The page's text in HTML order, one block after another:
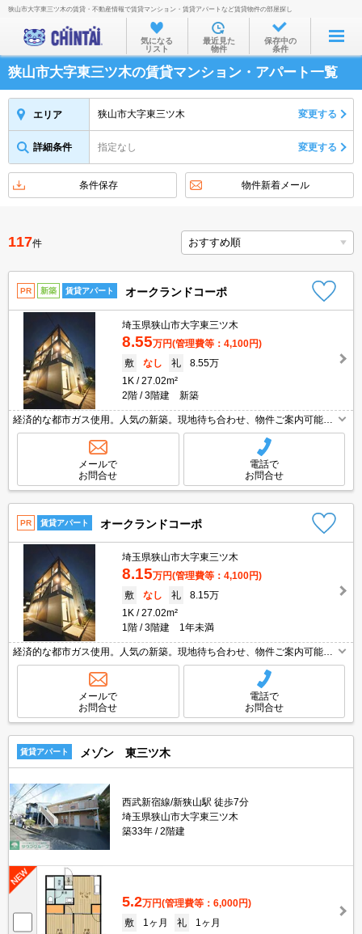
お部屋を探す
沿線・駅から
住所から
家賃相場から
物件特集から
不動産会社から
TOP
狭山市大字東三ツ木の賃貸・不動産情報で賃貸マンション・賃貸アパートなど賃貸物件の部屋探し
気になる
リスト
最近見た
物件
保存中の
条件
狭山市大字東三ツ木の賃貸マンション・アパート一覧
エリア 狭山市大字東三ツ木 変更する
詳細条件 指定なし 変更する
条件保存 物件新着メール
117件
PR 新築 賃貸アパート オークランドコーポ
埼玉県狭山市大字東三ツ木
8.55万円(管理費等：4,100円)
敷
なし 礼
8.55万
1K
27.02m²
2階
3階建 新築
経済的な都市ガス使用。人気の新築。現地待ち合わせ、物件ご案内可能。
オンライン内見相談可。内見予約受付中。駅まで平坦。駅近。安心のオー
トロック。最新の空室状況はお気軽にお問い合わせ下さい。
メールで
お問合せ
電話で
お問合せ
PR 賃貸アパート オークランドコーポ
埼玉県狭山市大字東三ツ木
8.15万円(管理費等：4,100円)
敷
なし 礼
8.15万
1K
27.02m²
1階
3階建 1年未満
経済的な都市ガス使用。人気の新築。現地待ち合わせ、物件ご案内可能。
オンライン内見相談可。内見予約受付中。駅まで平坦。駅近。安心のオー
トロック。最新の空室状況はお気軽にお問い合わせ下さい。
メールで
お問合せ
電話で
お問合せ
賃貸アパート メゾン 東三ツ木
西武新宿線/新狭山駅 徒歩7分
埼玉県狭山市大字東三ツ木
築33年
2階建
5.2万円(管理費等：6,000円)
敷
1ヶ月 礼
1ヶ月